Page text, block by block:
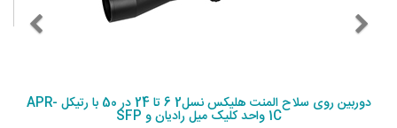
دوربین روی سلاح المنت هلیکس نسل2 6 تا 24 در 50 با رتیکل APR-
1C واحد کلیک میل رادیان و SFP